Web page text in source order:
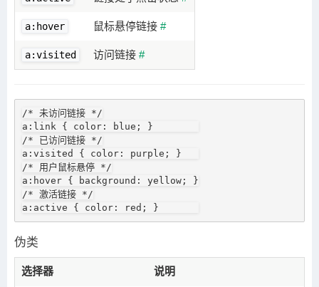
a:hover 鼠标悬停链接#
a:visited 访问链接#
/* 未访问链接 */
a:link { color: blue; }
/* 已访问链接 */
a:visited { color: purple; }
/* 用户鼠标悬停 */
a:hover { background: yellow; }
/* 激活链接 */
a:active { color: red; }
伪类
选择器 说明